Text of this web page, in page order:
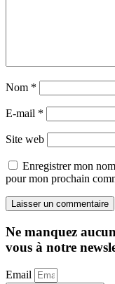
Nom *
E-mail *
Site web
Enregistrer mon
pour mon prochain
Ne manquez
vous à notre
Email